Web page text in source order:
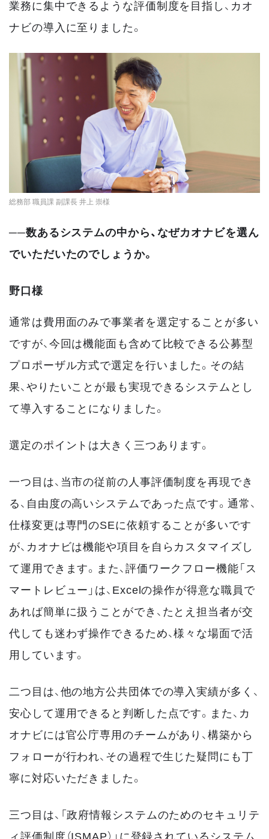
業務に集中できるような評価制度を目指し、カオ
ナビの導入に至りました。
総務部 職員課 副課長 井上 崇様
──数あるシステムの中から、なぜカオナビを選ん
でいただいたのでしょうか。
野口様
通常は費用面のみで事業者を選定することが多い
ですが、今回は機能面も含めて比較できる公募型
プロポーザル方式で選定を行いました。その結
果、やりたいことが最も実現できるシステムとし
て導入することになりました。
選定のポイントは大きく三つあります。
一つ目は、当市の従前の人事評価制度を再現でき
る、自由度の高いシステムであった点です。通常、
仕様変更は専門のSEに依頼することが多いです
が、カオナビは機能や項目を自らカスタマイズし
て運用できます。また、評価ワークフロー機能「ス
マートレビュー」は、Excelの操作が得意な職員で
あれば簡単に扱うことができ、たとえ担当者が交
代しても迷わず操作できるため、様々な場面で活
用しています。
二つ目は、他の地方公共団体での導入実績が多く、
安心して運用できると判断した点です。また、カ
オナビには官公庁専用のチームがあり、構築から
フォローが行われ、その過程で生じた疑問にも丁
寧に対応いただきました。
三つ目は、「政府情報システムのためのセキュリテ
ィ評価制度（ISMAP）」に登録されているシステム